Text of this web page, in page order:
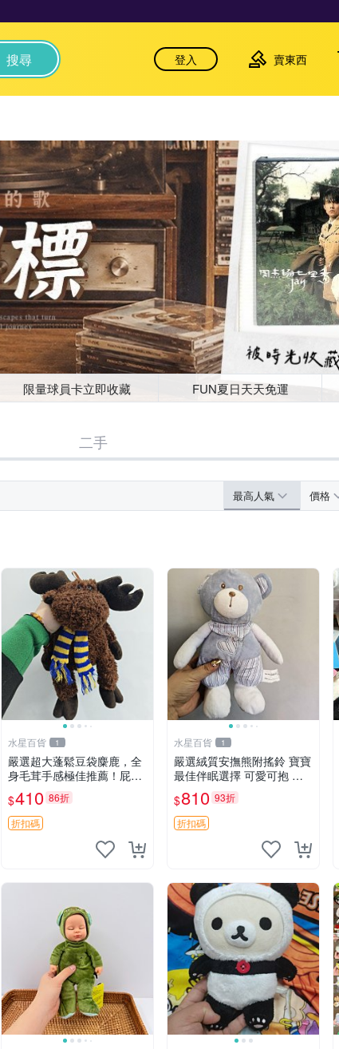
搜尋 登入 賣東西
限量球員卡立即收藏 FUN夏日天天免運
二手
最高人氣 價格
水星百貨 1
嚴選超大蓬鬆豆袋麋鹿，全
身毛茸手感極佳推薦！屁股
與四肢填充均勻，適合收藏
與孩童共賞。 麋鹿 豆袋 毛
茸玩具
$410 86折
折扣碼
水星百貨 1
嚴選絨質安撫熊附搖鈴 寶寶
最佳伴眠選擇 可愛可抱 絨
毛玩具 安撫熊 嬰兒用
$810 93折
折扣碼